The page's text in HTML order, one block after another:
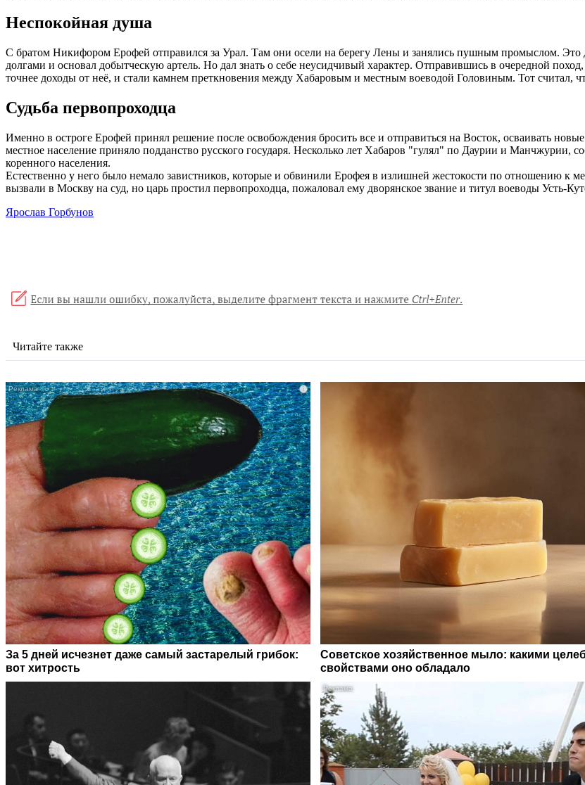
Неспокойная душа
С братом Никифором Ерофей отправился за Урал. Там они осели на берегу Лены и занялись пушным промыслом. Это
долгами и основал добытческую артель. Но дал знать о себе неусидчивый характер. Отправившись в очередной
точнее доходы от неё, и стали камнем преткновения между Хабаровым и местным воеводой Головиным. Тот считал,
Судьба первопроходца
Именно в остроге Ерофей принял решение после освобождения бросить все и отправиться на Восток, осваивать
местное население приняло подданство русского государя. Несколько лет Хабаров "гулял" по Даурии и Манчжурии,
коренного населения.
Естественно у него было немало завистников, которые и обвинили Ерофея в излишней жестокости по отношению к
вызвали в Москву на суд, но царь простил первопроходца, пожаловал ему дворянское звание и титул воеводы Усть-
Ярослав Горбунов
Читайте также
i
За 5 дней исчезнет даже самый застарелый грибок:
вот хитрость
Советское хозяйственное мыло: какими
свойствами оно обладало